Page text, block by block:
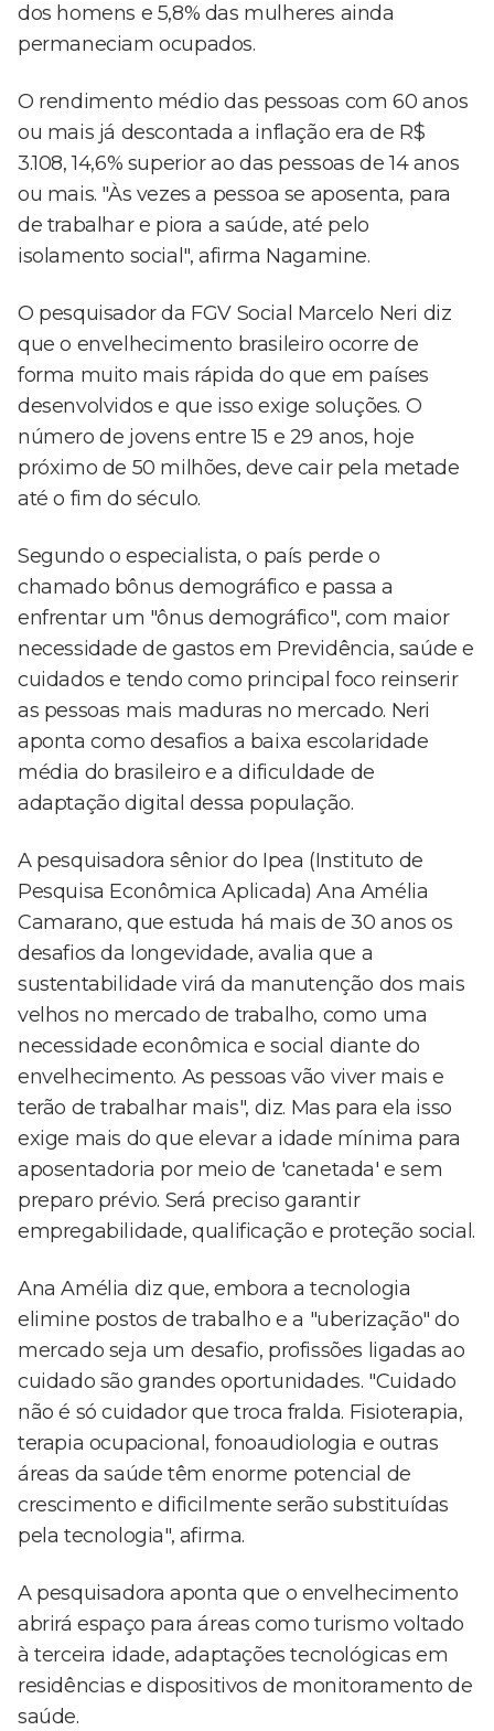
dos homens e 5,8% das mulheres ainda
permaneciam ocupados.
O rendimento médio das pessoas com 60 anos
ou mais já descontada a inflação era de R$
3.108, 14,6% superior ao das pessoas de 14 anos
ou mais. "Às vezes a pessoa se aposenta, para
de trabalhar e piora a saúde, até pelo
isolamento social", afirma Nagamine.
O pesquisador da FGV Social Marcelo Neri diz
que o envelhecimento brasileiro ocorre de
forma muito mais rápida do que em países
desenvolvidos e que isso exige soluções. O
número de jovens entre 15 e 29 anos, hoje
próximo de 50 milhões, deve cair pela metade
até o fim do século.
Segundo o especialista, o país perde o
chamado bônus demográfico e passa a
enfrentar um "ônus demográfico", com maior
necessidade de gastos em Previdência, saúde e
cuidados e tendo como principal foco reinserir
as pessoas mais maduras no mercado. Neri
aponta como desafios a baixa escolaridade
média do brasileiro e a dificuldade de
adaptação digital dessa população.
A pesquisadora sênior do Ipea (Instituto de
Pesquisa Econômica Aplicada) Ana Amélia
Camarano, que estuda há mais de 30 anos os
desafios da longevidade, avalia que a
sustentabilidade virá da manutenção dos mais
velhos no mercado de trabalho, como uma
necessidade econômica e social diante do
envelhecimento. As pessoas vão viver mais e
terão de trabalhar mais", diz. Mas para ela isso
exige mais do que elevar a idade mínima para
aposentadoria por meio de 'canetada' e sem
preparo prévio. Será preciso garantir
empregabilidade, qualificação e proteção social.
Ana Amélia diz que, embora a tecnologia
elimine postos de trabalho e a "uberização" do
mercado seja um desafio, profissões ligadas ao
cuidado são grandes oportunidades. "Cuidado
não é só cuidador que troca fralda. Fisioterapia,
terapia ocupacional, fonoaudiologia e outras
áreas da saúde têm enorme potencial de
crescimento e dificilmente serão substituídas
pela tecnologia", afirma.
A pesquisadora aponta que o envelhecimento
abrirá espaço para áreas como turismo voltado
à terceira idade, adaptações tecnológicas em
residências e dispositivos de monitoramento de
saúde.